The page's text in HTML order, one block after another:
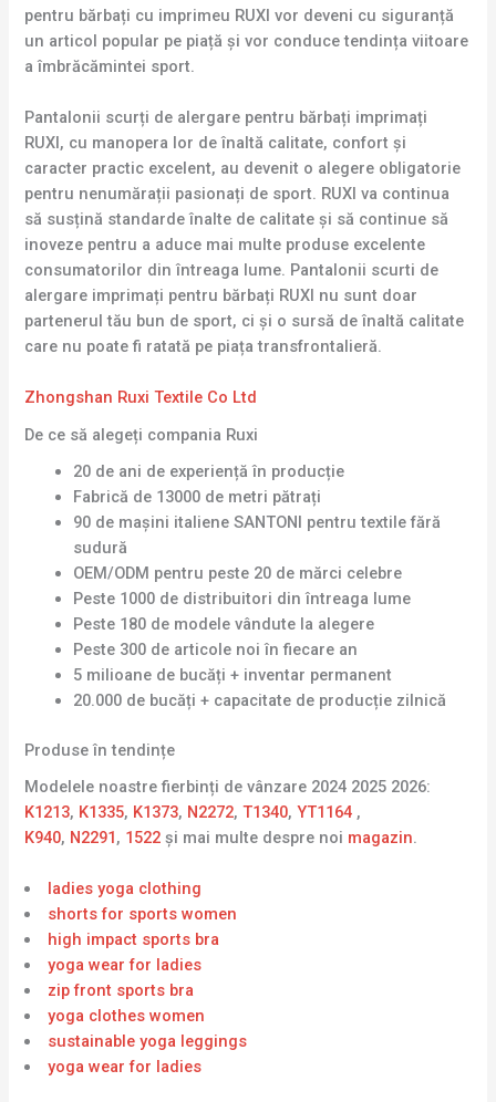
pentru bărbați cu imprimeu RUXI vor deveni cu siguranță
un articol popular pe piață și vor conduce tendința viitoare
a îmbrăcămintei sport.
Pantalonii scurți de alergare pentru bărbați imprimați
RUXI, cu manopera lor de înaltă calitate, confort și
caracter practic excelent, au devenit o alegere obligatorie
pentru nenumărații pasionați de sport. RUXI va continua
să susțină standarde înalte de calitate și să continue să
inoveze pentru a aduce mai multe produse excelente
consumatorilor din întreaga lume. Pantalonii scurti de
alergare imprimați pentru bărbați RUXI nu sunt doar
partenerul tău bun de sport, ci și o sursă de înaltă calitate
care nu poate fi ratată pe piața transfrontalieră.
Zhongshan Ruxi Textile Co Ltd
De ce să alegeți compania Ruxi
20 de ani de experiență în producție
Fabrică de 13000 de metri pătrați
90 de mașini italiene SANTONI pentru textile fără
sudură
OEM/ODM pentru peste 20 de mărci celebre
Peste 1000 de distribuitori din întreaga lume
Peste 180 de modele vândute la alegere
Peste 300 de articole noi în fiecare an
5 milioane de bucăți + inventar permanent
20.000 de bucăți + capacitate de producție zilnică
Produse în tendințe
Modelele noastre fierbinți de vânzare 2024 2025 2026:
K1213, K1335, K1373, N2272,T1340,YT1164 ,
K940, N2291, 1522și mai multe despre noi magazin.
ladies yoga clothing
shorts for sports women
high impact sports bra
yoga wear for ladies
zip front sports bra
yoga clothes women
sustainable yoga leggings
yoga wear for ladies